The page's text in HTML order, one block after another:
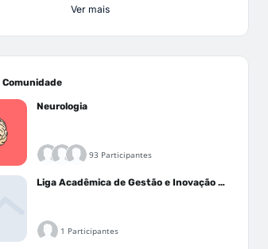
Ver mais
Neurologia
93 Participantes
Liga Acadêmica de Gestão e Inovação Médica - LAGIM
1 Participantes